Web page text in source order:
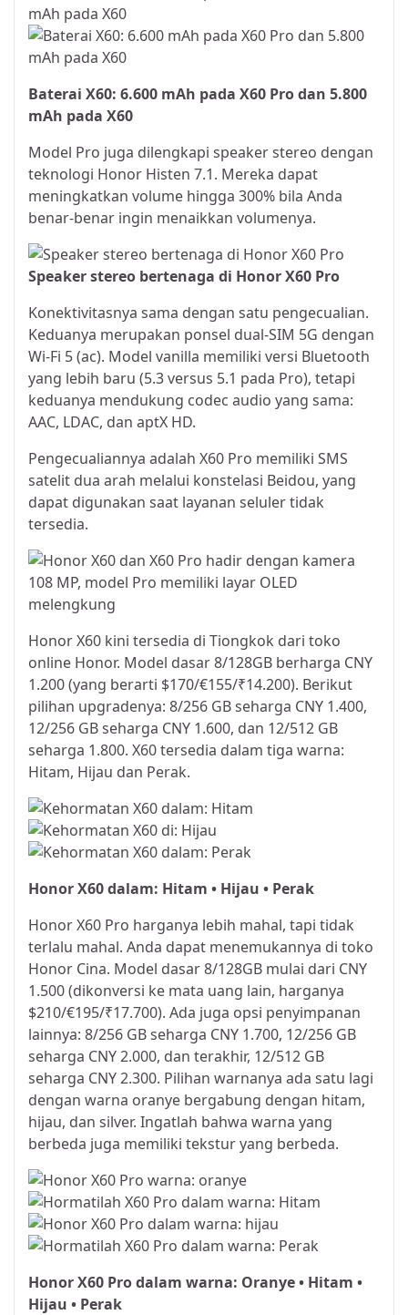
Baterai X60: 6.600 mAh pada X60 Pro dan 5.800
mAh pada X60
Model Pro juga dilengkapi speaker stereo dengan
teknologi Honor Histen 7.1. Mereka dapat
meningkatkan volume hingga 300% bila Anda
benar-benar ingin menaikkan volumenya.
Speaker stereo bertenaga di Honor X60 Pro
Konektivitasnya sama dengan satu pengecualian.
Keduanya merupakan ponsel dual-SIM 5G dengan
Wi-Fi 5 (ac). Model vanilla memiliki versi Bluetooth
yang lebih baru (5.3 versus 5.1 pada Pro), tetapi
keduanya mendukung codec audio yang sama:
AAC, LDAC, dan aptX HD.
Pengecualiannya adalah X60 Pro memiliki SMS
satelit dua arah melalui konstelasi Beidou, yang
dapat digunakan saat layanan seluler tidak
tersedia.
Honor X60 kini tersedia di Tiongkok dari toko
online Honor. Model dasar 8/128GB berharga CNY
1.200 (yang berarti $170/€155/₹14.200). Berikut
pilihan upgradenya: 8/256 GB seharga CNY 1.400,
12/256 GB seharga CNY 1.600, dan 12/512 GB
seharga 1.800. X60 tersedia dalam tiga warna:
Hitam, Hijau dan Perak.
Honor X60 dalam: Hitam • Hijau • Perak
Honor X60 Pro harganya lebih mahal, tapi tidak
terlalu mahal. Anda dapat menemukannya di toko
Honor Cina. Model dasar 8/128GB mulai dari CNY
1.500 (dikonversi ke mata uang lain, harganya
$210/€195/₹17.700). Ada juga opsi penyimpanan
lainnya: 8/256 GB seharga CNY 1.700, 12/256 GB
seharga CNY 2.000, dan terakhir, 12/512 GB
seharga CNY 2.300. Pilihan warnanya ada satu lagi
dengan warna oranye bergabung dengan hitam,
hijau, dan silver. Ingatlah bahwa warna yang
berbeda juga memiliki tekstur yang berbeda.
Honor X60 Pro dalam warna: Oranye • Hitam •
Hijau • Perak